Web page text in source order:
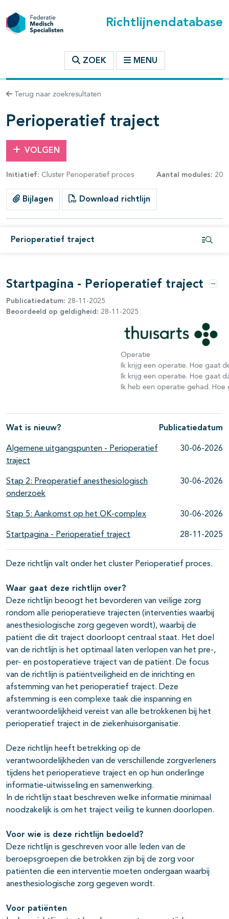
Richtlijnendatabase
ZOEK MENU
Terug naar zoekresultaten
Perioperatief traject
VOLGEN
Initiatief: Cluster Perioperatief proces Aantal modules: 20
Bijlagen Download richtlijn
Perioperatief traject
binnen deze richtlijn
open- en dichtklappen
Startpagina - Perioperatief traject
Publicatiedatum: 28-11-2025
Beoordeeld op geldigheid: 28-11-2025
Operatie
Ik krijg een operatie. Hoe gaat
Ik krijg een operatie. Hoe gaat
Ik heb een operatie gehad.
Wat is nieuw? Publicatiedatum
Algemene uitgangspunten - Perioperatief
traject
30-06-2026
Stap 2: Preoperatief anesthesiologisch
onderzoek
30-06-2026
Stap 5: Aankomst op het OK-complex 30-06-2026
Startpagina - Perioperatief traject 28-11-2025
Deze richtlijn valt onder het cluster Perioperatief proces.
Waar gaat deze richtlijn over?
Deze richtlijn beoogt het bevorderen van veilige zorg
rondom alle perioperatieve trajecten (interventies waarbij
anesthesiologische zorg gegeven wordt), waarbij de
patiënt die dit traject doorloopt centraal staat. Het doel
van de richtlijn is het optimaal laten verlopen van het pre-,
per- en postoperatieve traject van de patiënt. De focus
van de richtlijn is patiëntveiligheid en de inrichting en
afstemming van het perioperatief traject. Deze
afstemming is een complexe taak die inspanning en
verantwoordelijkheid vereist van alle betrokkenen bij het
perioperatief traject in de ziekenhuisorganisatie.
Deze richtlijn heeft betrekking op de
verantwoordelijkheden van de verschillende zorgverleners
tijdens het perioperatieve traject en op hun onderlinge
informatie-uitwisseling en samenwerking.
In de richtlijn staat beschreven welke informatie minimaal
noodzakelijk is om het traject veilig te kunnen doorlopen.
Voor wie is deze richtlijn bedoeld?
Deze richtlijn is geschreven voor alle leden van de
beroepsgroepen die betrokken zijn bij de zorg voor
patiënten die een interventie moeten ondergaan waarbij
anesthesiologische zorg gegeven wordt.
Voor patiënten